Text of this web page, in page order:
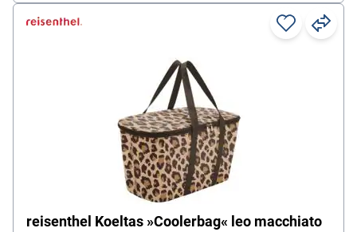
reisenthel Koeltas »Coolerbag« leo macchiato